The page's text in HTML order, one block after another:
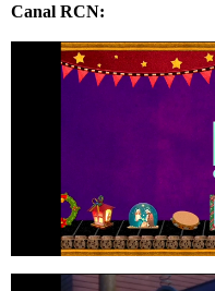
Canal RCN: